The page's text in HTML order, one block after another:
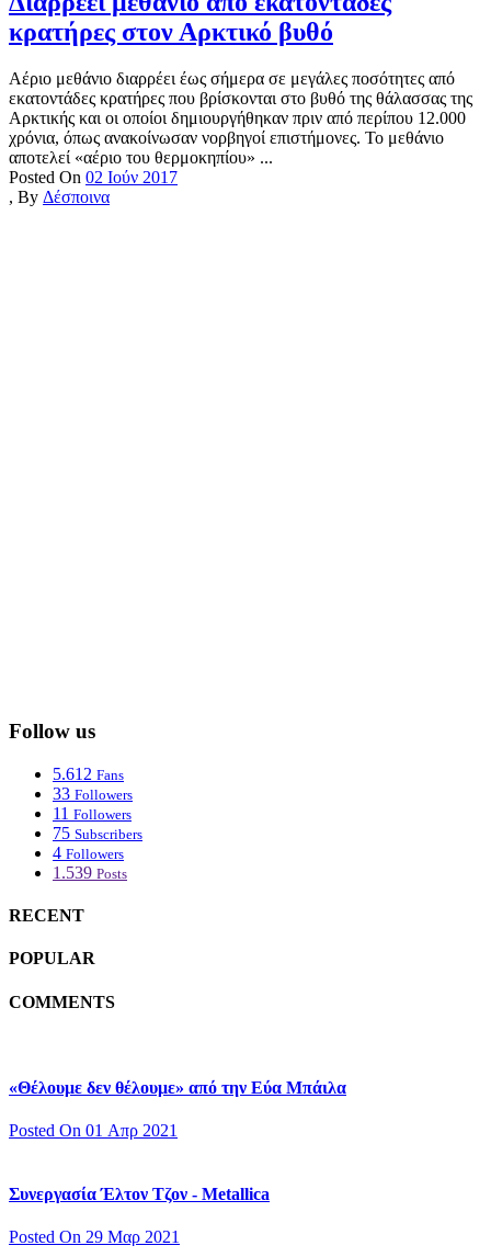
κρατήρες στον Αρκτικό βυθό
Αέριο μεθάνιο διαρρέει έως σήμερα σε μεγάλες ποσότητες από
εκατοντάδες κρατήρες που βρίσκονται στο βυθό της θάλασσας της
Αρκτικής και οι οποίοι δημιουργήθηκαν πριν από περίπου 12.000
χρόνια, όπως ανακοίνωσαν νορβηγοί επιστήμονες. Το μεθάνιο
αποτελεί «αέριο του θερμοκηπίου» ...
Posted On 02 Ιούν 2017
, By Δέσποινα
Follow us
5.612 Fans
33 Followers
11 Followers
75 Subscribers
4 Followers
1.539 Posts
RECENT
POPULAR
COMMENTS
«Θέλουμε δεν θέλουμε» από την Εύα Μπάιλα
Posted On 01 Απρ 2021
Συνεργασία Έλτον Τζον - Metallica
Posted On 29 Μαρ 2021